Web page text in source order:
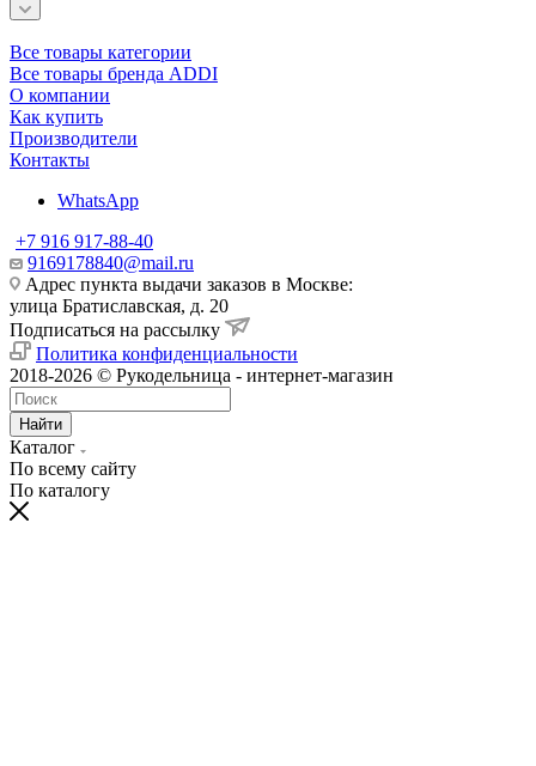
Все товары категории
Все товары бренда ADDI
О компании
Как купить
Производители
Контакты
WhatsApp
+7 916 917-88-40
9169178840@mail.ru
Адрес пункта выдачи заказов в Москве:
улица Братиславская, д. 20
Подписаться на рассылку
Политика конфиденциальности
2018-2026 © Рукодельница - интернет-магазин
Найти
Каталог
По всему сайту
По каталогу